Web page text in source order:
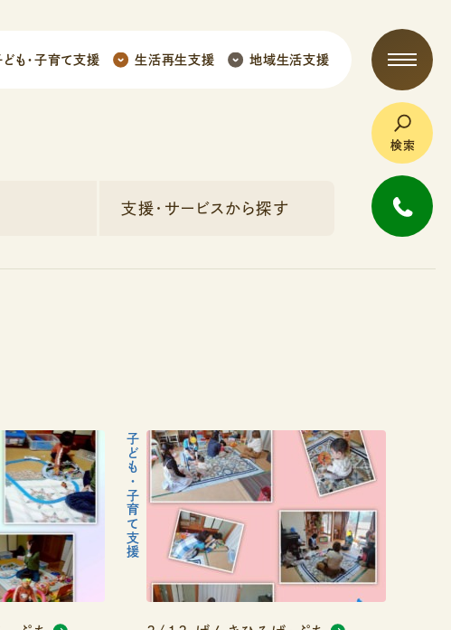
ども ・ 子育て支援 生活再生支援 地域生活支援
検索
支援・サービスから探す
子ども・子育て支援